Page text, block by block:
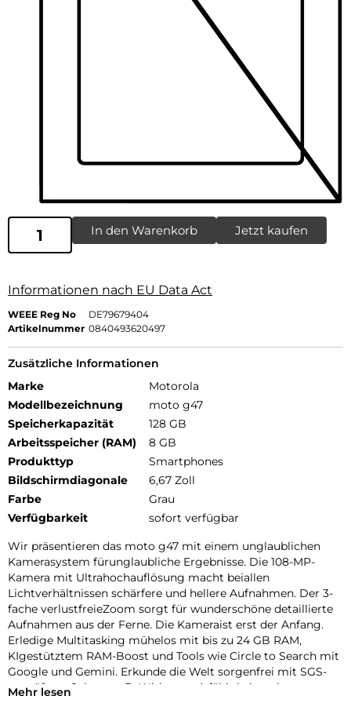
In den Warenkorb Jetzt kaufen
Informationen nach EU Data Act
WEEE Reg No
DE79679404
Artikelnummer 0840493620497
Zusätzliche Informationen
Marke
Motorola
Modellbezeichnung
moto g47
Speicherkapazität
128 GB
Arbeitsspeicher (RAM)
8 GB
Produkttyp
Smartphones
Bildschirmdiagonale
6,67 Zoll
Farbe
Grau
Verfügbarkeit
sofort verfügbar
Wir präsentieren das moto g47 mit einem unglaublichen
Kamerasystem fürunglaubliche Ergebnisse. Die 108-MP-
Kamera mit Ultrahochauflösung macht beiallen
Lichtverhältnissen schärfere und hellere Aufnahmen. Der 3-
fache verlustfreieZoom sorgt für wunderschöne detaillierte
Aufnahmen aus der Ferne. Die Kameraist erst der Anfang.
Erledige Multitasking mühelos mit bis zu 24 GB RAM,
KIgestütztem RAM-Boost und Tools wie Circle to Search mit
Google und Gemini. Erkunde die Welt sorgenfrei mit SGS-
geprüftem Schutz, z. B. Widerstandsfähigkeitnach
Mehr lesen